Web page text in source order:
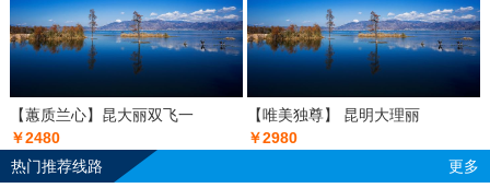
【蕙质兰心】昆大丽双飞一
￥2480
【唯美独尊】 昆明大理丽
￥2980
热门推荐线路
更多